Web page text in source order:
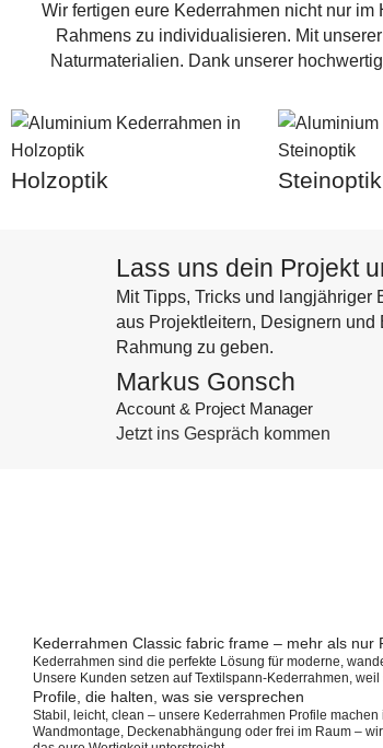
Wir fertigen eure Kederrahmen nicht nur
Rahmens zu individualisieren. Mit
Naturmaterialien. Dank unserer
Holzoptik Steinoptik
Lass uns dein Projekt
Mit Tipps, Tricks und langjähriger
aus Projektleitern, Designern
Rahmung zu geben.
Markus Gonsch
Account & Project Manager
Jetzt ins Gespräch kommen
Kederrahmen Classic fabric frame – mehr als nur
Kederrahmen sind die perfekte Lösung für moderne,
Unsere Kunden setzen auf Textilspann-Kederrahmen,
Profile, die halten, was sie versprechen
Stabil, leicht, clean – unsere Kederrahmen Profile
Wandmontage, Deckenabhängung oder frei im Raum –